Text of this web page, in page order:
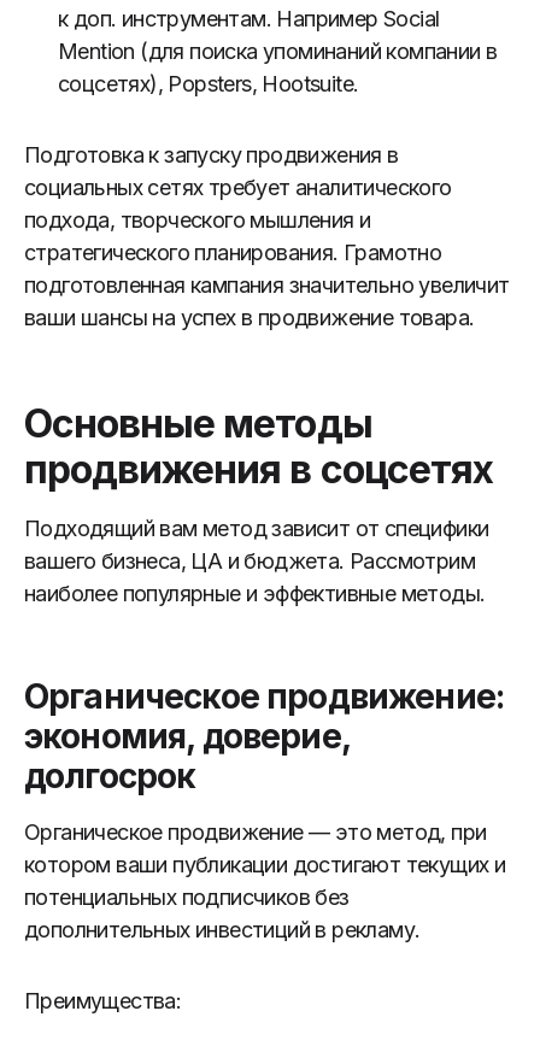
к доп. инструментам. Например Social
Mention (для поиска упоминаний компании в
соцсетях), Popsters, Hootsuite.
Подготовка к запуску продвижения в
социальных сетях требует аналитического
подхода, творческого мышления и
стратегического планирования. Грамотно
подготовленная кампания значительно увеличит
ваши шансы на успех в продвижение товара.
Основные методы
продвижения в соцсетях
Подходящий вам метод зависит от специфики
вашего бизнеса, ЦА и бюджета. Рассмотрим
наиболее популярные и эффективные методы.
Органическое продвижение:
экономия, доверие,
долгосрок
Органическое продвижение — это метод, при
котором ваши публикации достигают текущих и
потенциальных подписчиков без
дополнительных инвестиций в рекламу.
Преимущества: